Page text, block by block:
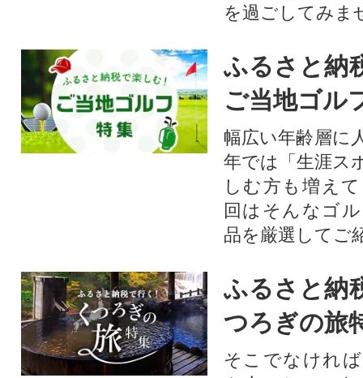
を過ごしてみま
ふるさと納
ご当地ゴル
幅広い年齢層に
年では「生涯ス
しむ方も増え
回はそんなゴ
品を厳選してご
ふるさと納
つろぎの旅
そこでなけれ